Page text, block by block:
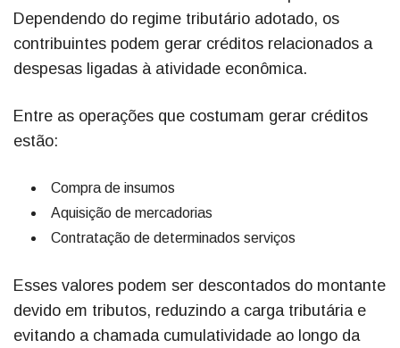
Dependendo do regime tributário adotado, os
contribuintes podem gerar créditos relacionados a
despesas ligadas à atividade econômica.
Entre as operações que costumam gerar créditos
estão:
Compra de insumos
Aquisição de mercadorias
Contratação de determinados serviços
Esses valores podem ser descontados do montante
devido em tributos, reduzindo a carga tributária e
evitando a chamada cumulatividade ao longo da